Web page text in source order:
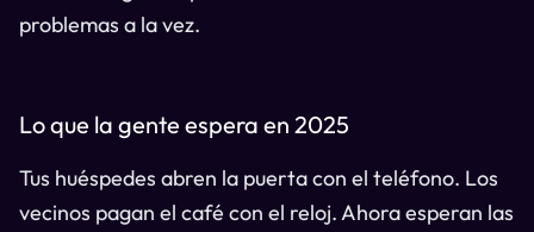
problemas a la vez.
Lo que la gente espera en 2025
Tus huéspedes abren la puerta con el teléfono. Los
vecinos pagan el café con el reloj. Ahora esperan las